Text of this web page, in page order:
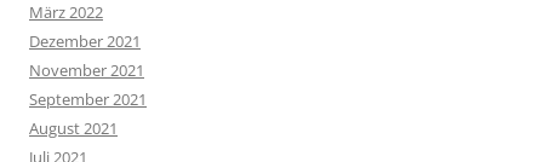
März 2022
Dezember 2021
November 2021
September 2021
August 2021
Juli 2021